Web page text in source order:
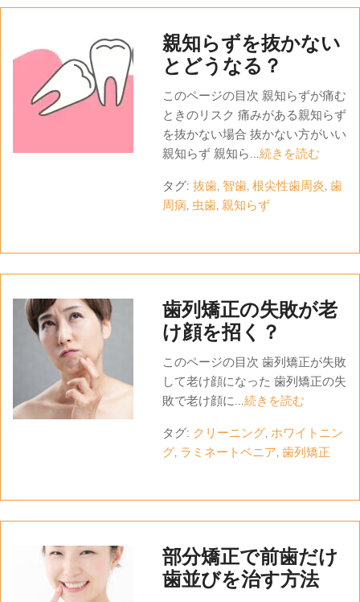
親知らずを抜かない
とどうなる？
このページの目次 親知らずが痛む
ときのリスク 痛みがある親知らず
を抜かない場合 抜かない方がいい
親知らず 親知ら...続きを読む
タグ: 抜歯, 智歯, 根尖性歯周炎, 歯
周病, 虫歯, 親知らず
歯列矯正の失敗が老
け顔を招く？
このページの目次 歯列矯正が失敗
して老け顔になった 歯列矯正の失
敗で老け顔に...続きを読む
タグ: クリーニング, ホワイトニン
グ, ラミネートベニア, 歯列矯正
部分矯正で前歯だけ
歯並びを治す方法